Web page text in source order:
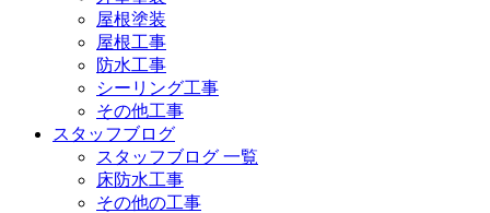
屋根塗装
屋根工事
防水工事
シーリング工事
その他工事
スタッフブログ
スタッフブログ 一覧
床防水工事
その他の工事